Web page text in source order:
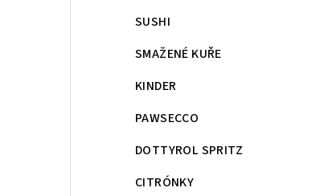
SUSHI
SMAŽENÉ KUŘE
KINDER
PAWSECCO
DOTTYROL SPRITZ
CITRÓNKY